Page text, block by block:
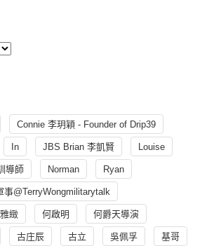
Connie 李玥穎 - Founder of Drip39
In JBS Brian 李凱賢 Louise
導師 Norman Ryan
事@TerryWongmilitarytalk
緻 何啟明 何爵天導演
古庄辰 古立 吳佩孚 基哥